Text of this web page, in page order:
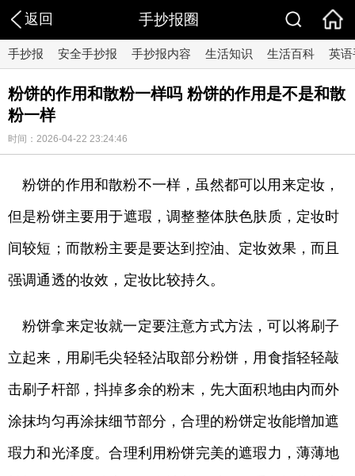
返回 手抄报圈
手抄报 安全手抄报 手抄报内容 生活知识 生活百科 英
粉饼的作用和散粉一样吗 粉饼的作用是不是和散
粉一样
时间：2026-04-22 23:24:46
粉饼的作用和散粉不一样，虽然都可以用来定妆，
但是粉饼主要用于遮瑕，调整整体肤色肤质，定妆时
间较短；而散粉主要是要达到控油、定妆效果，而且
强调通透的妆效，定妆比较持久。
粉饼拿来定妆就一定要注意方式方法，可以将刷子
立起来，用刷毛尖轻轻沾取部分粉饼，用食指轻轻敲
击刷子杆部，抖掉多余的粉末，先大面积地由内而外
涂抹均匀再涂抹细节部分，合理的粉饼定妆能增加遮
瑕力和光泽度。合理利用粉饼完美的遮瑕力，薄薄地